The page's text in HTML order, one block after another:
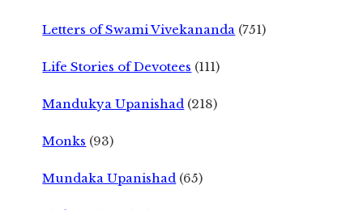
Letters of Swami Vivekananda (751)
Life Stories of Devotees (111)
Mandukya Upanishad (218)
Monks (93)
Mundaka Upanishad (65)